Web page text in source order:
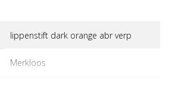
lippenstift dark orange abr verp
merkloos